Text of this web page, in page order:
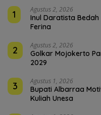
1
Agustus 2, 2026
Inul Daratista Bedah
Ferina
2 Agustus 2, 2026
Golkar Mojokerto
2029
3 Agustus 1, 2026
Bupati Albarraa
Kuliah Unesa